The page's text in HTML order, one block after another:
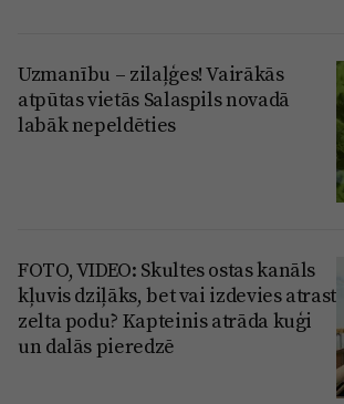
Uzmanību – zilaļģes! Vairākās
atpūtas vietās Salaspils novadā
labāk nepeldēties
FOTO, VIDEO: Skultes ostas kanāls
kļuvis dziļāks, bet vai izdevies atrast
zelta podu? Kapteinis atrāda kuģi
un dalās pieredzē